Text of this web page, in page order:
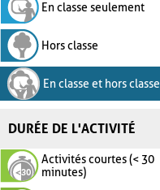
En classe seulement
Hors classe
En classe et hors classe
DURÉE DE L'ACTIVITÉ
Activités courtes (< 30
minutes)